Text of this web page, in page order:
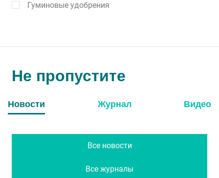
Гуминовые удобрения
Не пропустите
Новости Журнал Видео
Все новости
Все журналы